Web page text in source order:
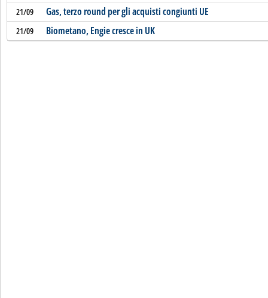
21/09 Gas, terzo round per gli acquisti congiunti UE
21/09 Biometano, Engie cresce in UK